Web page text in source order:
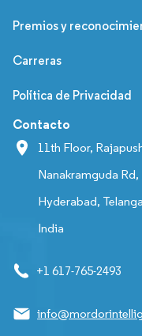
Premios y
Carreras
Política de Privacidad
Contacto
11th Floor,
Nanakramguda
Hyderabad,
India
+1 617-765-2493